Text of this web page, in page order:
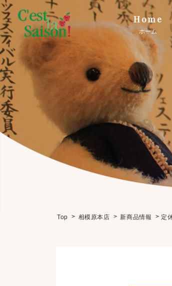
Home
ホーム
Top > 相模原本店 > 新商品情報 > 定